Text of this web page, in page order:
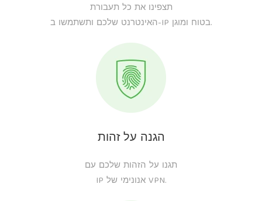
תצפינו את כל תעבורת
האינטרנט שלכם ותשתמשו ב-IP בטוח ומוגן.
הגנה על זהות
תגנו על הזהות שלכם עם
IP אנונימי של VPN.